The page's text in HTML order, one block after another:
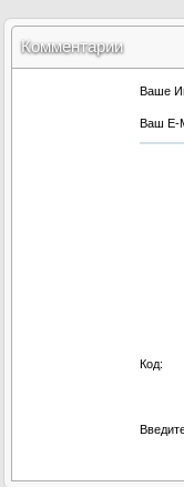
Комментарии
Ваше
Ваш E-
Код: